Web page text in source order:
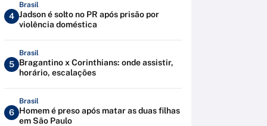
4
Brasil
Jadson é solto no PR após prisão por
violência doméstica
5
Brasil
Bragantino x Corinthians: onde assistir,
horário, escalações
6
Brasil
Homem é preso após matar as duas filhas
em São Paulo